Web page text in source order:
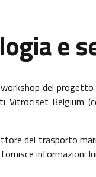
e
workshop del progetto
Belgium
del trasporto